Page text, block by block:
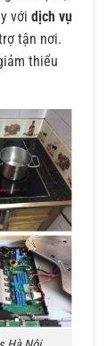
với dịch vụ
tận nơi.
thiểu